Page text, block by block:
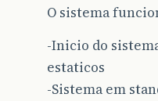
O sistema
-Inicio do
estaticos
-Sistema em